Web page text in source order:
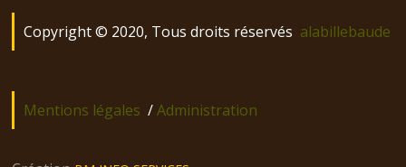
Copyright © 2020, Tous droits réservés alabillebaude
Mentions légales /Administration